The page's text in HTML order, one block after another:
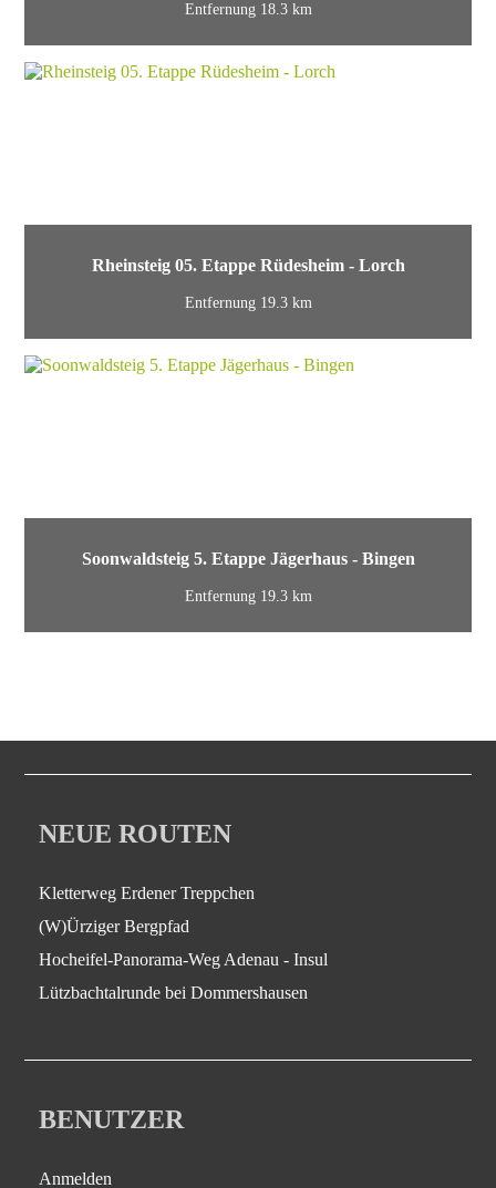
Entfernung 18.3 km
Rheinsteig 05. Etappe Rüdesheim - Lorch
Entfernung 19.3 km
Soonwaldsteig 5. Etappe Jägerhaus - Bingen
Entfernung 19.3 km
NEUE ROUTEN
Kletterweg Erdener Treppchen
(W)Ürziger Bergpfad
Hocheifel-Panorama-Weg Adenau - Insul
Lützbachtalrunde bei Dommershausen
BENUTZER
Anmelden